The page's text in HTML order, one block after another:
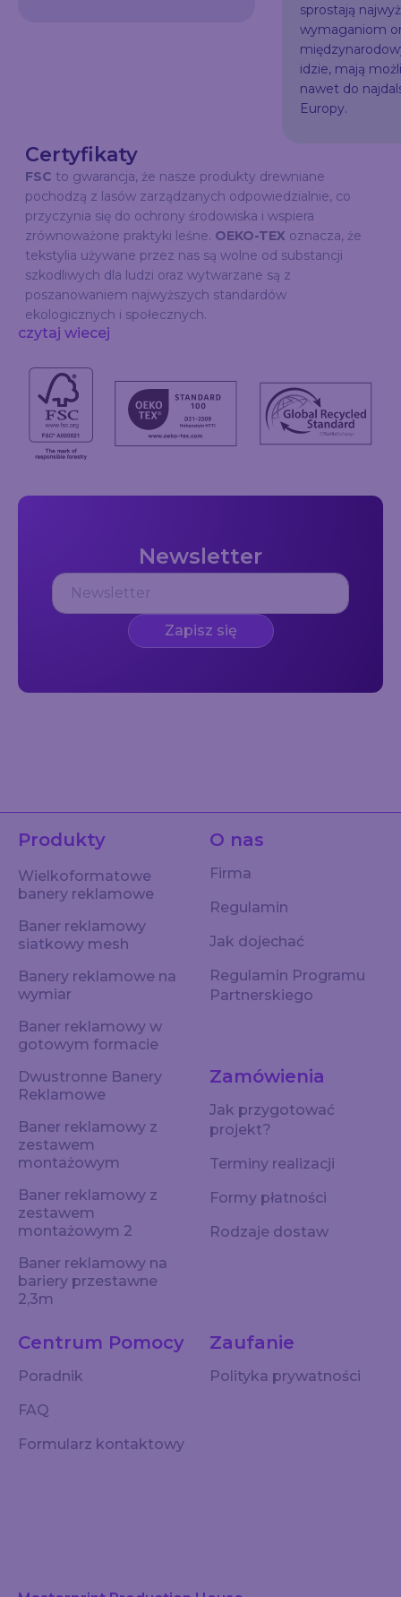
sprostają
wymaganiom
idzie, mają
nawet do
Europy.
Certyfikaty
FSC to gwarancja, że nasze produkty drewniane
pochodzą z lasów zarządzanych odpowiedzialnie, co
przyczynia się do ochrony środowiska i wspiera
zrównoważone praktyki leśne. OEKO-TEX oznacza, że
tekstylia używane przez nas są wolne od substancji
szkodliwych dla ludzi oraz wytwarzane są z
poszanowaniem najwyższych standardów
ekologicznych i społecznych.
czytaj wiecej
Newsletter
Zapisz się
Produkty
Wielkoformatowe
banery reklamowe
Baner reklamowy
siatkowy mesh
Banery reklamowe na
wymiar
Baner reklamowy w
gotowym formacie
Dwustronne Banery
Reklamowe
Baner reklamowy z
zestawem
montażowym
Baner reklamowy z
zestawem
montażowym 2
Baner reklamowy na
bariery przestawne
2,3m
O nas
Firma
Regulamin
Jak dojechać
Regulamin Programu
Partnerskiego
Centrum Pomocy
Poradnik
FAQ
Formularz kontaktowy
Zaufanie
Polityka prywatności
Zamówienia
Jak przygotować
projekt?
Terminy realizacji
Formy płatności
Rodzaje dostaw